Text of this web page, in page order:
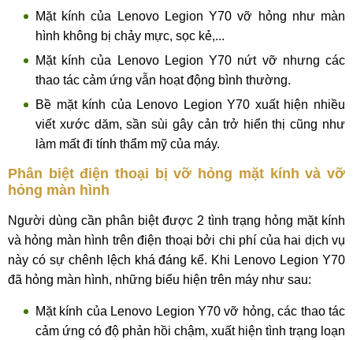
Mặt kính của Lenovo Legion Y70 vỡ hỏng như màn
hình không bị chảy mực, sọc kẻ,...
Mặt kính của Lenovo Legion Y70 nứt vỡ nhưng các
thao tác cảm ứng vẫn hoạt động bình thường.
Bề mặt kính của Lenovo Legion Y70 xuất hiện nhiều
viết xước dăm, sần sùi gây cản trở hiển thị cũng như
làm mất đi tính thẩm mỹ của máy.
Phân biệt điện thoại bị vỡ hỏng mặt kính và vỡ
hỏng màn hình
Người dùng cần phân biệt được 2 tình trạng hỏng mặt kính
và hỏng màn hình trên điện thoại bởi chi phí của hai dịch vụ
này có sự chênh lệch khá đáng kể. Khi Lenovo Legion Y70
đã hỏng màn hình, những biểu hiện trên máy như sau:
Mặt kính của Lenovo Legion Y70 vỡ hỏng, các thao tác
cảm ứng có độ phản hồi chậm, xuất hiện tình trạng loạn